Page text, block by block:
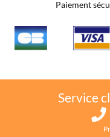
Paiement
Service